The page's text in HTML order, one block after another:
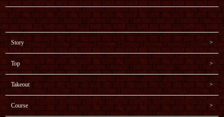
Story
Top
Takeout
Course